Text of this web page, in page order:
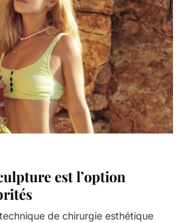
est l’option
de chirurgie esthétique